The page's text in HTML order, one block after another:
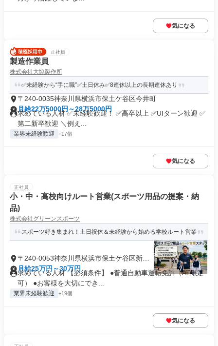
気になる
正社員
製造作業員
株式会社大協製作所
✅未経験から“手に職”✅土日休み✅8連休以上の長期連休あり
〒240-0035神奈川県横浜市保土ケ谷区今井町
月給22万5000円～28万5000円
求めている人材 ✅未経験歓迎！ ✅高卒以上 ✅UIターン歓迎 ✅
第二新卒歓迎 ＼例え...
業界未経験歓迎 +17個
気になる
正社員
小・中・高校向けルート営業(スポーツ用品の提案・納
品)
株式会社グリーンスポーツ
スポーツ好き集まれ！土日祝休＆未経験から始める学校ルート営業
〒240-0053神奈川県横浜市保土ケ谷区新井
町
月給25万円～30万円
求めている人材 【必須条件】 ●普通自動車運転免許（AT限定
可） ●お客様を大切にでき...
業界未経験歓迎 +19個
気になる